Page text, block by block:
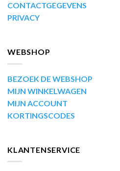
CONTACTGEGEVENS
PRIVACY
WEBSHOP
BEZOEK DE WEBSHOP
MIJN WINKELWAGEN
MIJN ACCOUNT
KORTINGSCODES
KLANTENSERVICE